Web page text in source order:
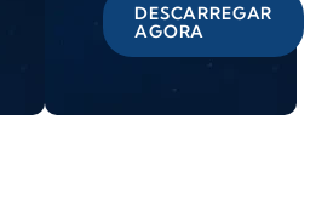
DESCARREGAR
AGORA